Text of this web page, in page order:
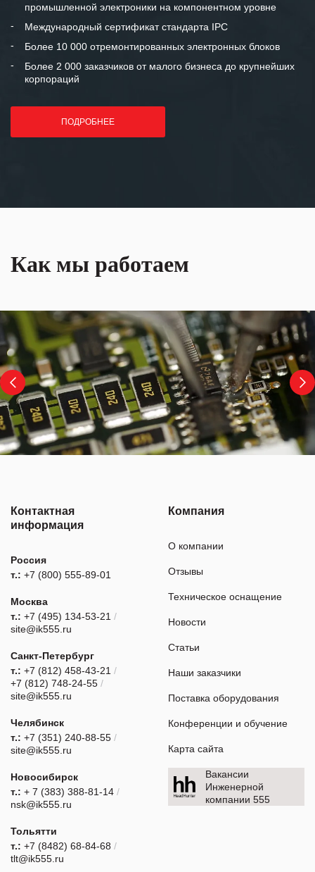
отношения и искренне желаем
«Инженерной компании «555» долгих
промышленной электроники на компонентном уровне
Международный сертификат стандарта IPC
Более 10 000 отремонтированных электронных блоков
Более 2 000 заказчиков от малого бизнеса до крупнейших
корпораций
ПОДРОБНЕЕ
Как мы работаем
Контактная
информация
Россия
т.: +7 (800) 555-89-01
Москва
т.: +7 (495) 134-53-21 /
site@ik555.ru
Санкт-Петербург
т.: +7 (812) 458-43-21 /
+7 (812) 748-24-55 /
site@ik555.ru
Челябинск
т.: +7 (351) 240-88-55 /
site@ik555.ru
Новосибирск
т.: + 7 (383) 388-81-14 /
nsk@ik555.ru
Тольятти
т.: +7 (8482) 68-84-68 /
tlt@ik555.ru
Компания
О компании
Отзывы
Техническое оснащение
Новости
Статьи
Наши заказчики
Поставка оборудования
Конференции и обучение
Карта сайта
Вакансии
Инженерной
компании 555